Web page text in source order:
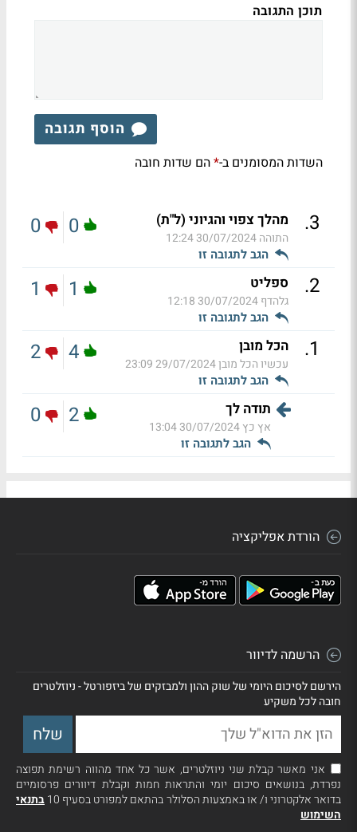
תוכן התגובה
הוסף תגובה
השדות המסומנים ב-*הם שדות חובה
3
. מהלך צפוי והגיוני (ל"ת)
התוהה30/07/2024 12:24
הגב לתגובה זו
0
0
2
. ספליט
גלהדף30/07/2024 12:18
הגב לתגובה זו
1
1
1
. הכל מובן
עכשיו הכל מובן29/07/2024 23:09
הגב לתגובה זו
4
2
תודה לך
אץ כץ30/07/2024 13:04
הגב לתגובה זו
2
0
הורדת אפליקציה
הרשמה לדיוור
הירשם לסיכום היומי של שוק ההון ולמבזקים של ביזפורטל - ניוזלטרים
חובה לכל משקיע
אני מאשר קבלת שני ניוזלטרים, אשר כל אחד מהווה רשימת תפוצה
נפרדת, בנושאים סיכום יומי והתראות חמות וקבלת דיוורים פרסומיים
בדואר אלקטרוני ו/ או באמצעות הסלולר בהתאם למפורט בסעיף 10
בתנאי
השימוש